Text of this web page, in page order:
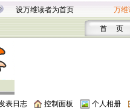
设万维读者为首页 万维
首 页
表日志 控制面板 个人相册